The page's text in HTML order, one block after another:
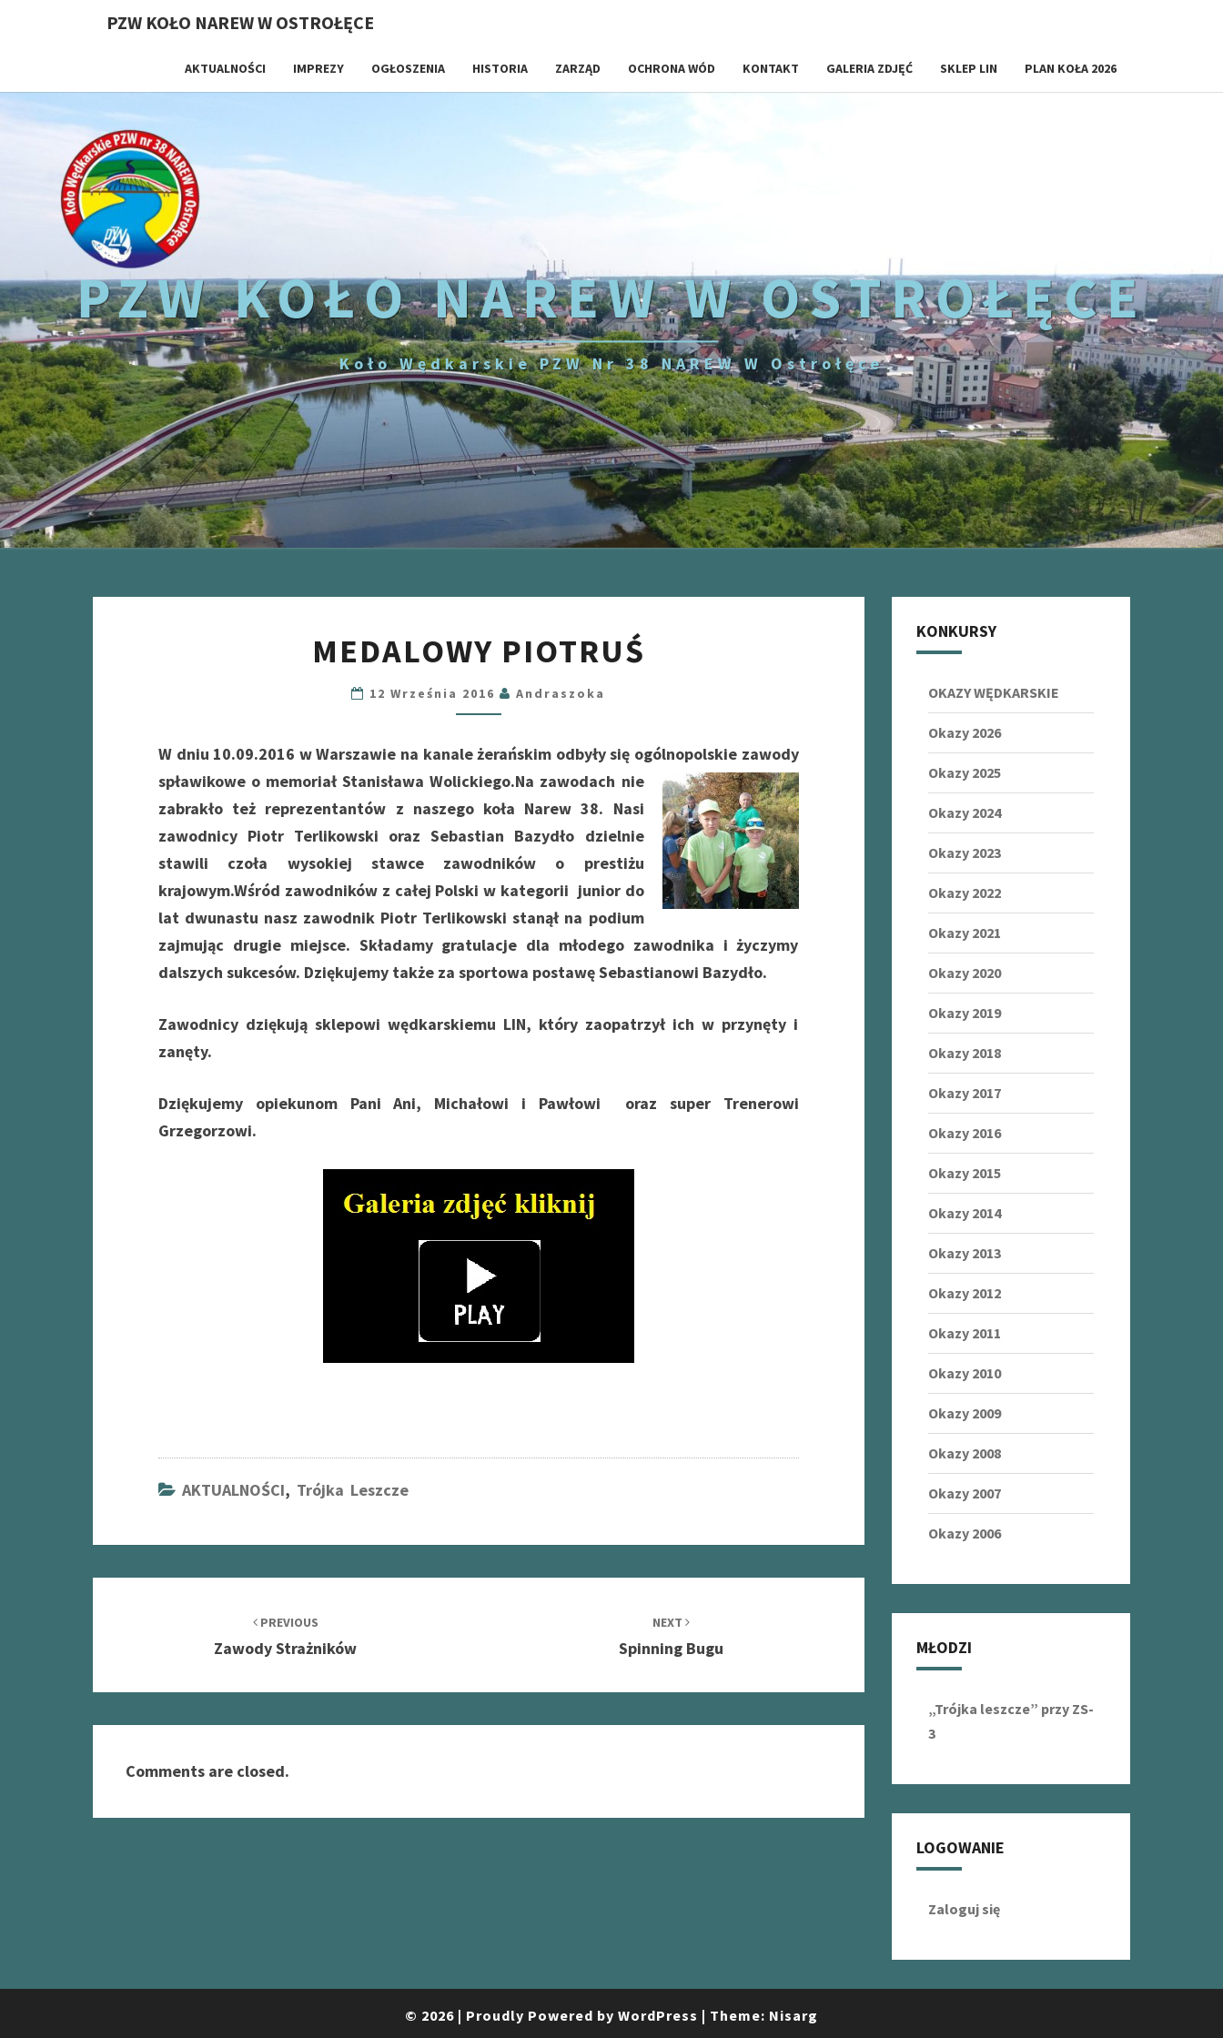
PZW KOŁO NAREW W OSTROŁĘCE
AKTUALNOŚCI IMPREZY OGŁOSZENIA HISTORIA ZARZĄD OCHRONA WÓD KONTAKT GALERIA ZDJĘĆ SKLEP LIN PLAN KOŁA 2026
PZW KOŁO NAREW W OSTROŁĘCE
Koło Wędkarskie PZW Nr 38 NAREW W Ostrołęce
PIOTRUŚ
MEDALOWY PIOTRUŚ
12 Września 2016 Andraszoka
W dniu 10.09.2016 w Warszawie na kanale żerańskim odbyły się ogólnopolskie zawody
spławikowe o memoriałStanisława Wolickiego.Na zawodach nie
zabrakło też reprezentantów z naszego koła Narew 38. Nasi
zawodnicy Piotr Terlikowski oraz Sebastian Bazydło dzielnie
stawili czoła wysokiej stawce zawodników o
prestiżu
krajowym.Wśród zawodników z całej Polski w kategorii junior do
lat dwunastu nasz zawodnik Piotr Terlikowski stanął na podium
zajmując drugie miejsce. Składamy gratulacje dla młodego zawodnika i życzymy
dalszych sukcesów. Dziękujemy także za sportowa postawę Sebastianowi Bazydło.
Zawodnicy dziękują sklepowi wędkarskiemu LIN, który zaopatrzył ich w przynęty i
zanęty.
Dziękujemy opiekunom Pani Ani, Michałowi i Pawłowi oraz super Trenerowi
Grzegorzowi.
AKTUALNOŚCI, Trójka Leszcze
PREVIOUS
Zawody Strażników
NEXT
Spinning Bugu
Comments are closed.
KONKURSY
OKAZY WĘDKARSKIE
Okazy 2026
Okazy 2025
Okazy 2024
Okazy 2023
Okazy 2022
Okazy 2021
Okazy 2020
Okazy 2019
Okazy 2018
Okazy 2017
Okazy 2016
Okazy 2015
Okazy 2014
Okazy 2013
Okazy 2012
Okazy 2011
Okazy 2010
Okazy 2009
Okazy 2008
Okazy 2007
Okazy 2006
MŁODZI
„Trójka leszcze” przy ZS-
3
LOGOWANIE
Zaloguj się
© 2026 | Proudly Powered by WordPress | Theme: Nisarg